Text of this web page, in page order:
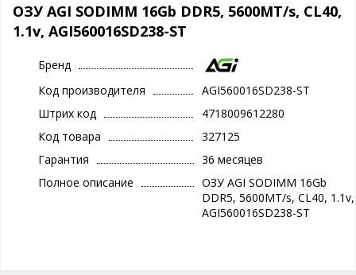
ОЗУ AGI SODIMM 16Gb DDR5, 5600MT/s, CL40,
1.1v, AGI560016SD238-ST
Бренд
Код производителя
AGI560016SD238-ST
Штрих код
4718009612280
Код товара
327125
Гарантия
36 месяцев
Полное описание
ОЗУ AGI SODIMM 16Gb
DDR5, 5600MT/s, CL40, 1.1v,
AGI560016SD238-ST